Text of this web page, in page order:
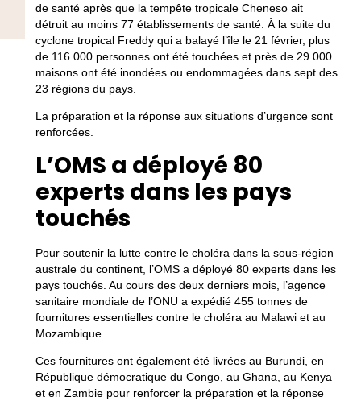
de santé après que la tempête tropicale Cheneso ait
détruit au moins 77 établissements de santé. À la suite du
cyclone tropical Freddy qui a balayé l’île le 21 février, plus
de 116.000 personnes ont été touchées et près de 29.000
maisons ont été inondées ou endommagées dans sept des
23 régions du pays.
La préparation et la réponse aux situations d’urgence sont
renforcées.
L’OMS a déployé 80
experts dans les pays
touchés
Pour soutenir la lutte contre le choléra dans la sous-région
australe du continent, l’OMS a déployé 80 experts dans les
pays touchés. Au cours des deux derniers mois, l’agence
sanitaire mondiale de l’ONU a expédié 455 tonnes de
fournitures essentielles contre le choléra au Malawi et au
Mozambique.
Ces fournitures ont également été livrées au Burundi, en
République démocratique du Congo, au Ghana, au Kenya
et en Zambie pour renforcer la préparation et la réponse